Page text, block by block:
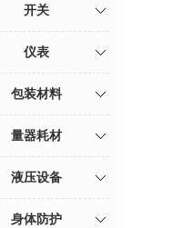
开关
仪表
包装材料
量器耗材
液压设备
身体防护